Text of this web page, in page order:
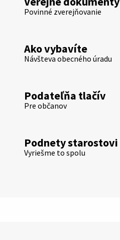
Povinné zverejňovanie
Ako vybavíte
Návšteva obecného úradu
Podateľňa tlačív
Pre občanov
Podnety starostovi
Vyriešme to spolu